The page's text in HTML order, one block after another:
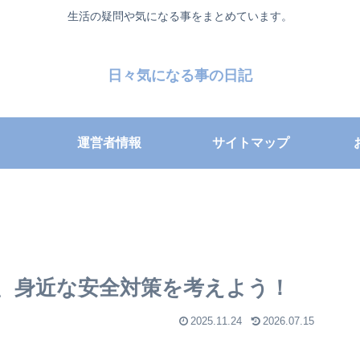
生活の疑問や気になる事をまとめています。
日々気になる事の日記
運営者情報 サイトマップ
身近な安全対策を考えよう！
2025.11.24 2026.07.15